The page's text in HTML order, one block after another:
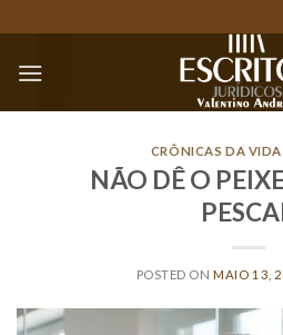
to
content
CRÔNICAS DA VIDA
NÃO DÊ O
POSTED ONMAIO 13,